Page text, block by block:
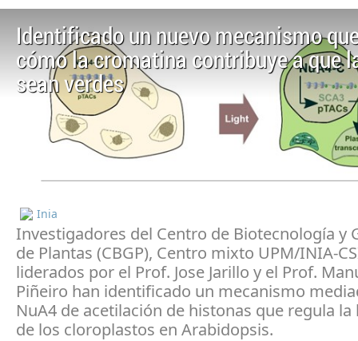
Identificado un nuevo mecanismo
cómo la cromatina contribuye a que
sean verdes​
Inia
​Investigadores del Centro de Biotecnología y
de Plantas (CBGP), Centro mixto UPM/INIA-
liderados por el Prof. Jose Jarillo y el Prof.
Piñeiro han identificado un mecanismo
NuA4 de acetilación de histonas que regula la
de los cloroplastos en Arabidopsis.